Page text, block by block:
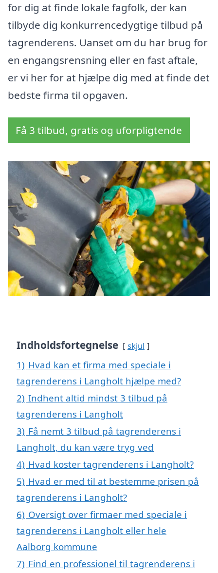
for dig at finde lokale fagfolk, der kan
tilbyde dig konkurrencedygtige tilbud på
tagrenderens. Uanset om du har brug for
en engangsrensning eller en fast aftale,
er vi her for at hjælpe dig med at finde det
bedste firma til opgaven.
Få 3 tilbud, gratis og uforpligtende
Indholdsfortegnelse skjul
1) Hvad kan et firma med speciale i
tagrenderens i Langholt hjælpe med?
2) Indhent altid mindst 3 tilbud på
tagrenderens i Langholt
3) Få nemt 3 tilbud på tagrenderens i
Langholt, du kan være tryg ved
4) Hvad koster tagrenderens i Langholt?
5) Hvad er med til at bestemme prisen på
tagrenderens i Langholt?
6) Oversigt over firmaer med speciale i
tagrenderens i Langholt eller hele
Aalborg kommune
7) Find en professionel til tagrenderens i